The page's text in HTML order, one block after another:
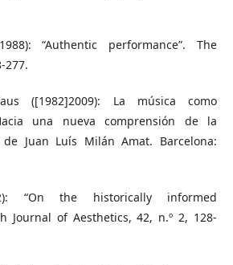
“Authentic performance”. The
277.
([1982]2009): La música como
una nueva comprensión de la
de Juan Luís Milán Amat. Barcelona:
“On the historically informed
Journal of Aesthetics, 42, n.º 2, 128-